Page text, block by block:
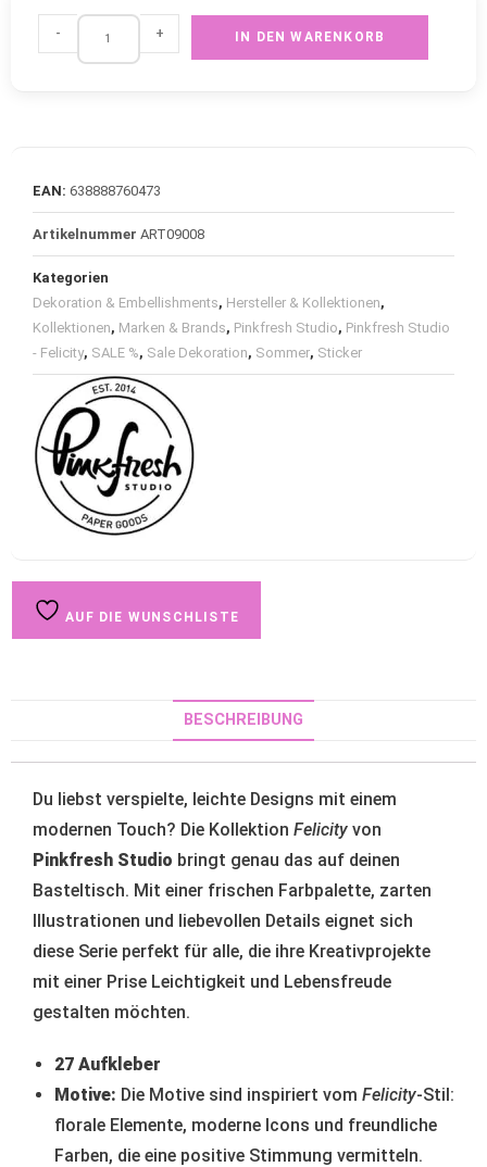
- + IN DEN WARENKORB
EAN: 638888760473
Artikelnummer ART09008
Kategorien
Dekoration & Embellishments, Hersteller & Kollektionen,
Kollektionen, Marken & Brands, Pinkfresh Studio, Pinkfresh Studio
- Felicity, SALE %, Sale Dekoration, Sommer, Sticker
AUF DIE WUNSCHLISTE
BESCHREIBUNG
Du liebst verspielte, leichte Designs mit einem
modernen Touch? Die Kollektion Felicity von
Pinkfresh Studio bringt genau das auf deinen
Basteltisch. Mit einer frischen Farbpalette, zarten
Illustrationen und liebevollen Details eignet sich
diese Serie perfekt für alle, die ihre Kreativprojekte
mit einer Prise Leichtigkeit und Lebensfreude
gestalten möchten.
27 Aufkleber
Motive: Die Motive sind inspiriert vom Felicity-Stil:
florale Elemente, moderne Icons und freundliche
Farben, die eine positive Stimmung vermitteln.